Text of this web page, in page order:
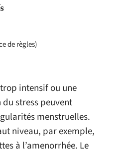
de règles)
intensif ou une
stress peuvent
menstruelles.
niveau, par exemple,
à l’amenorrhée. Le